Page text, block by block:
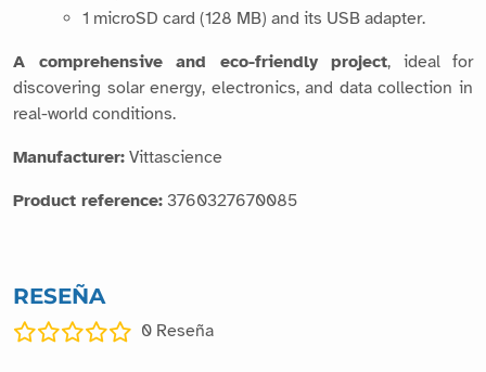
1 microSD card (128 MB) and its USB adapter.
A comprehensive and eco-friendly project, ideal for
discovering solar energy, electronics, and data collection in
real-world conditions.
Manufacturer: Vittascience
Product reference: 3760327670085
RESEÑA
0 Reseña